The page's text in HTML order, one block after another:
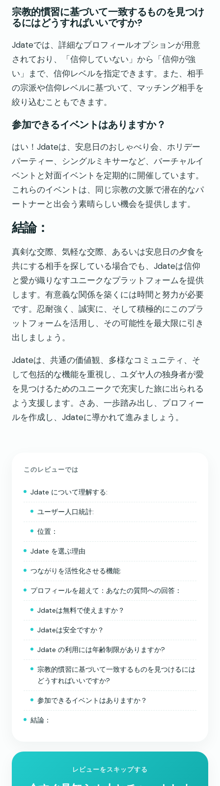
宗教的慣習に基づいて一致するものを見つけ
るにはどうすればいいですか?
Jdateでは、詳細なプロフィールオプションが用意
されており、「信仰していない」から「信仰が強
い」まで、信仰レベルを指定できます。また、相手
の宗派や信仰レベルに基づいて、マッチング相手を
絞り込むこともできます。
参加できるイベントはありますか？
はい！Jdateは、安息日のおしゃべり会、ホリデー
パーティー、シングルミキサーなど、バーチャルイ
ベントと対面イベントを定期的に開催しています。
これらのイベントは、同じ宗教の文脈で潜在的なパ
ートナーと出会う素晴らしい機会を提供します。
結論：
真剣な交際、気軽な交際、あるいは安息日の夕食を
共にする相手を探している場合でも、Jdateは信仰
と愛が織りなすユニークなプラットフォームを提供
します。有意義な関係を築くには時間と努力が必要
です。忍耐強く、誠実に、そして積極的にこのプラ
ットフォームを活用し、その可能性を最大限に引き
出しましょう。
Jdateは、共通の価値観、多様なコミュニティ、そ
して包括的な機能を重視し、ユダヤ人の独身者が愛
を見つけるためのユニークで充実した旅に出られる
よう支援します。さあ、一歩踏み出し、プロフィー
ルを作成し、Jdateに導かれて進みましょう。
このレビューでは
Jdate について理解する:
ユーザー人口統計:
位置：
Jdate を選ぶ理由
つながりを活性化させる機能:
プロフィールを超えて：あなたの質問への回答：
Jdateは無料で使えますか？
Jdateは安全ですか？
Jdate の利用には年齢制限がありますか?
宗教的慣習に基づいて一致するものを見つけるには
どうすればいいですか?
参加できるイベントはありますか？
結論：
レビューをスキップする